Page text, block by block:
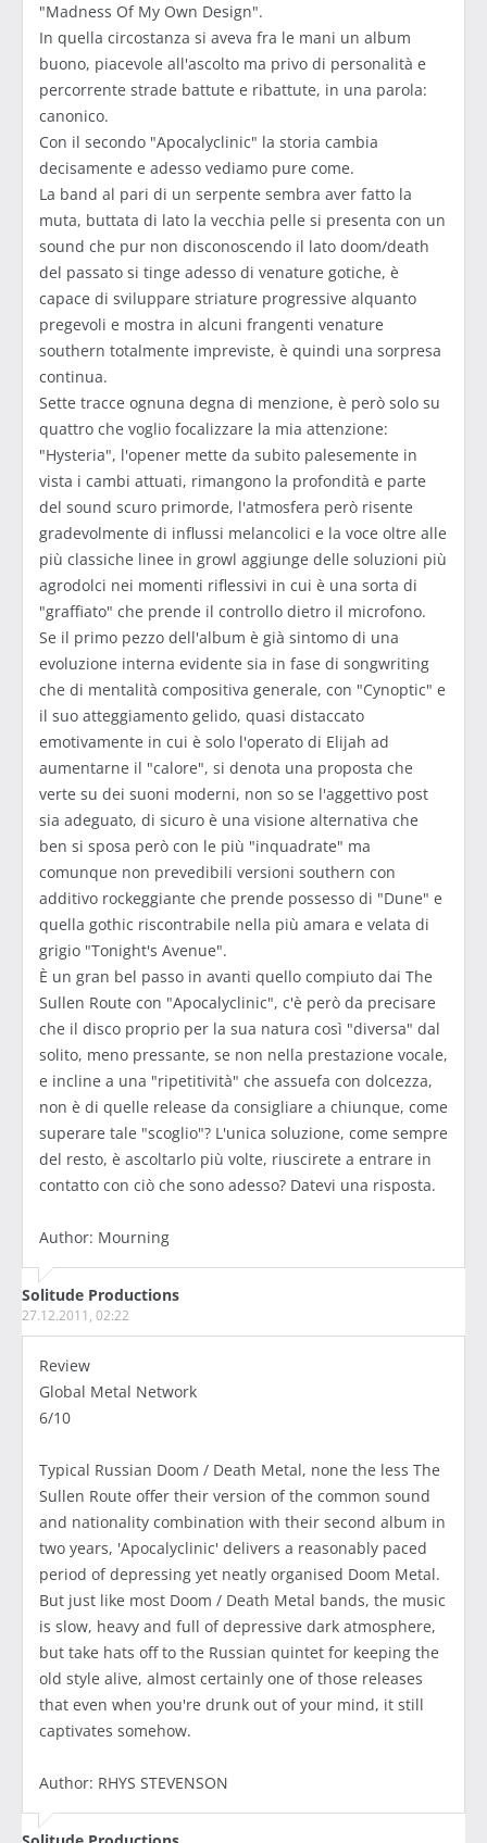
"Madness Of My Own Design".
In quella circostanza si aveva fra le mani un album
buono, piacevole all'ascolto ma privo di personalità e
percorrente strade battute e ribattute, in una parola:
canonico.
Con il secondo "Apocalyclinic" la storia cambia
decisamente e adesso vediamo pure come.
La band al pari di un serpente sembra aver fatto la
muta, buttata di lato la vecchia pelle si presenta con un
sound che pur non disconoscendo il lato doom/death
del passato si tinge adesso di venature gotiche, è
capace di sviluppare striature progressive alquanto
pregevoli e mostra in alcuni frangenti venature
southern totalmente impreviste, è quindi una sorpresa
continua.
Sette tracce ognuna degna di menzione, è però solo su
quattro che voglio focalizzare la mia attenzione:
"Hysteria", l'opener mette da subito palesemente in
vista i cambi attuati, rimangono la profondità e parte
del sound scuro primorde, l'atmosfera però risente
gradevolmente di influssi melancolici e la voce oltre alle
più classiche linee in growl aggiunge delle soluzioni più
agrodolci nei momenti riflessivi in cui è una sorta di
"graffiato" che prende il controllo dietro il microfono.
Se il primo pezzo dell'album è già sintomo di una
evoluzione interna evidente sia in fase di songwriting
che di mentalità compositiva generale, con "Cynoptic" e
il suo atteggiamento gelido, quasi distaccato
emotivamente in cui è solo l'operato di Elijah ad
aumentarne il "calore", si denota una proposta che
verte su dei suoni moderni, non so se l'aggettivo post
sia adeguato, di sicuro è una visione alternativa che
ben si sposa però con le più "inquadrate" ma
comunque non prevedibili versioni southern con
additivo rockeggiante che prende possesso di "Dune" e
quella gothic riscontrabile nella più amara e velata di
grigio "Tonight's Avenue".
È un gran bel passo in avanti quello compiuto dai The
Sullen Route con "Apocalyclinic", c'è però da precisare
che il disco proprio per la sua natura così "diversa" dal
solito, meno pressante, se non nella prestazione vocale,
e incline a una "ripetitività" che assuefa con dolcezza,
non è di quelle release da consigliare a chiunque, come
superare tale "scoglio"? L'unica soluzione, come sempre
del resto, è ascoltarlo più volte, riuscirete a entrare in
contatto con ciò che sono adesso? Datevi una risposta.
Author: Mourning
Solitude Productions
27.12.2011, 02:22
Review
Global Metal Network
6/10
Typical Russian Doom / Death Metal, none the less The
Sullen Route offer their version of the common sound
and nationality combination with their second album in
two years, 'Apocalyclinic' delivers a reasonably paced
period of depressing yet neatly organised Doom Metal.
But just like most Doom / Death Metal bands, the music
is slow, heavy and full of depressive dark atmosphere,
but take hats off to the Russian quintet for keeping the
old style alive, almost certainly one of those releases
that even when you're drunk out of your mind, it still
captivates somehow.
Author: RHYS STEVENSON